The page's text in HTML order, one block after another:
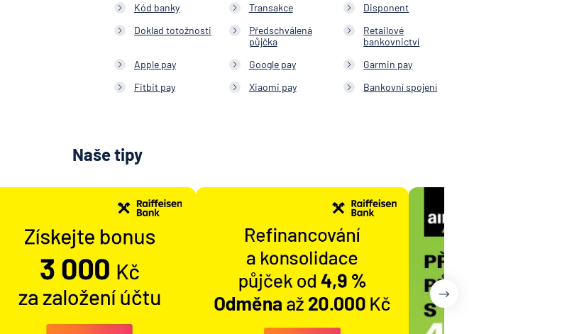
Kód banky Transakce
Disponent
Doklad totožnosti
Předschválená
půjčka
Retailové
bankovnictví
Apple pay
Google pay
Garmin pay
Fitbit pay
Xiaomi pay Bankovní spojení
Naše tipy